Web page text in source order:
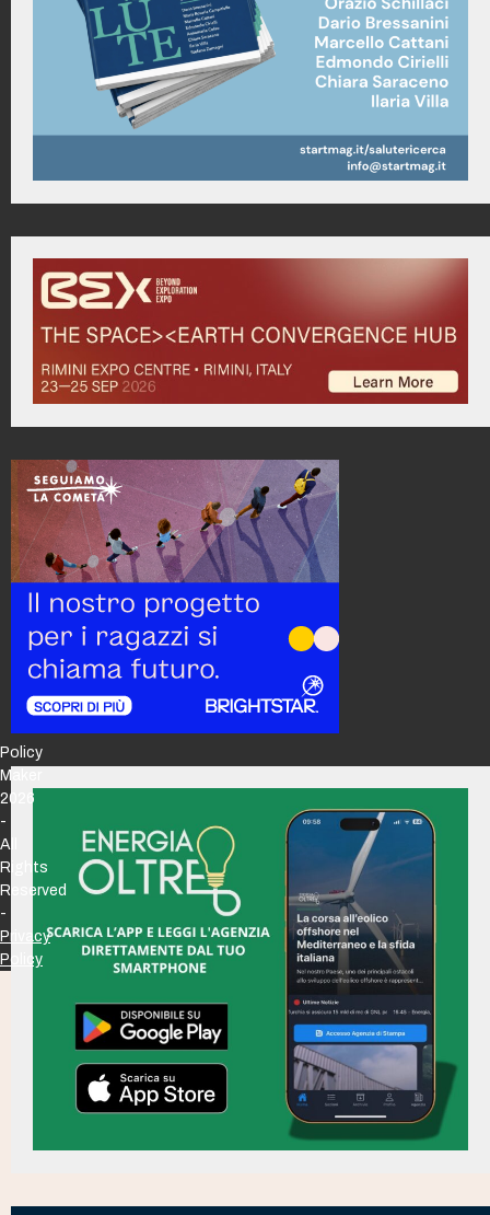
Policy
Maker
2026
-
All
Rights
Reserved
-
Privacy
Policy